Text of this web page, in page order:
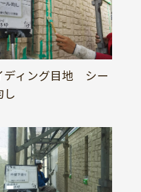
ディング目地 シー
し